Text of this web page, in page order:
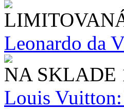
Leonardo da
NA SKLADE
Louis